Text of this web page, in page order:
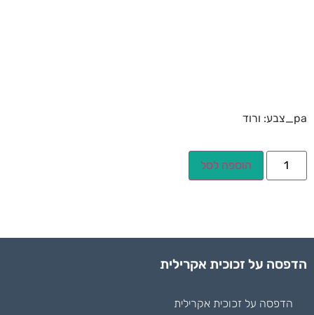
pa_צבע: ורוד
הוספה לסל
הדפסה על זכוכית אקרילית
הדפסה על זכוכית אקרילית